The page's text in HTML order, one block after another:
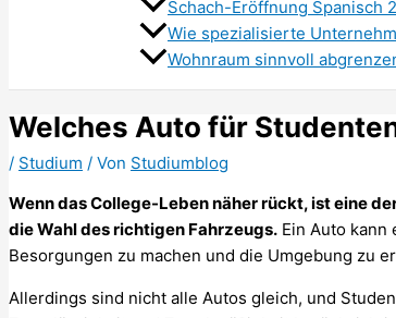
Schach-Eröffnung Spanisch
Wie spezialisierte
Wohnraum sinnvoll
Welches Auto für
/ Studium / Von Studiumblog
Wenn das College-Leben näher rückt, ist eine
die Wahl des richtigen Fahrzeugs. Ein Auto
Besorgungen zu machen und die Umgebung zu
Allerdings sind nicht alle Autos gleich, und